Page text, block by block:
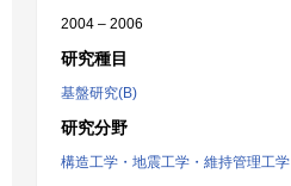
2004 – 2006
研究種目
基盤研究(B)
研究分野
構造工学・地震工学・維持管理工学